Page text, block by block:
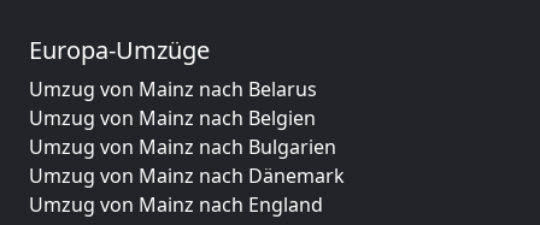
Europa-Umzüge
Umzug von Mainz nach Belarus
Umzug von Mainz nach Belgien
Umzug von Mainz nach Bulgarien
Umzug von Mainz nach Dänemark
Umzug von Mainz nach England